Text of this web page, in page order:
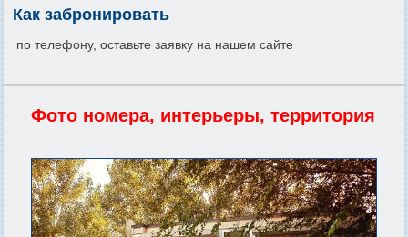
Как забронировать
по телефону, оставьте заявку на нашем сайте
Фото номера, интерьеры, территория